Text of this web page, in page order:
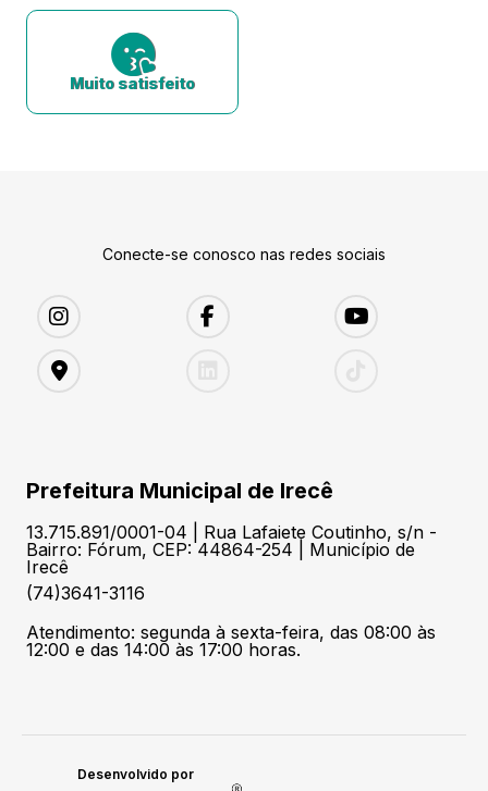
Muito satisfeito
Conecte-se conosco nas redes sociais
Prefeitura Municipal de Irecê
13.715.891/0001-04 | Rua Lafaiete Coutinho, s/n -
Bairro: Fórum, CEP: 44864-254 | Município de
Irecê
(74)3641-3116
Atendimento: segunda à sexta-feira, das 08:00 às
12:00 e das 14:00 às 17:00 horas.
Desenvolvido por